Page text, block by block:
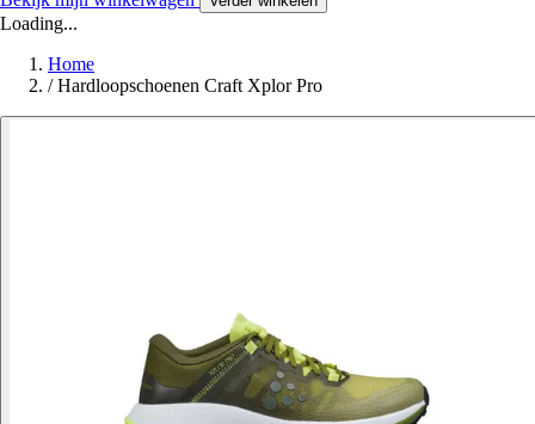
Loading...
Home
/ Hardloopschoenen Craft Xplor Pro